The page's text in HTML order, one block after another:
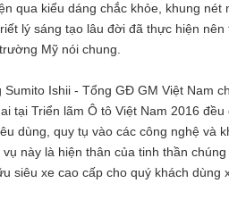
qua kiểu dáng chắc khỏe, khung nét
lý sáng tạo lâu đời đã thực hiện nên
Mỹ nói chung.
Ishii - Tổng GĐ GM Việt Nam
tại Triển lãm Ô tô Việt Nam 2016
dùng, quy tụ vào các công nghệ và
này là hiện thân của tinh thần
siêu xe cao cấp cho quý khách dùng